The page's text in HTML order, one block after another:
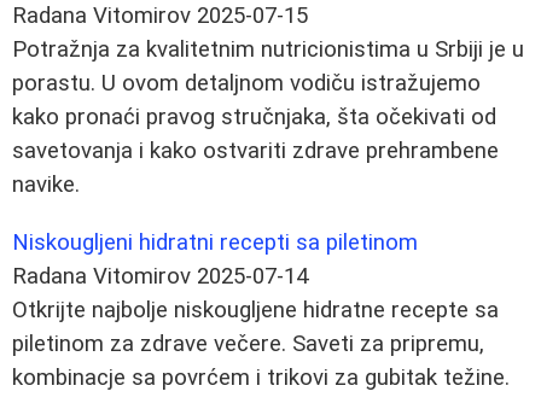
Radana Vitomirov 2025-07-15
Potražnja za kvalitetnim nutricionistima u Srbiji je u
porastu. U ovom detaljnom vodiču istražujemo
kako pronaći pravog stručnjaka, šta očekivati od
savetovanja i kako ostvariti zdrave prehrambene
navike.
Niskougljeni hidratni recepti sa piletinom
Radana Vitomirov 2025-07-14
Otkrijte najbolje niskougljene hidratne recepte sa
piletinom za zdrave večere. Saveti za pripremu,
kombinacje sa povrćem i trikovi za gubitak težine.